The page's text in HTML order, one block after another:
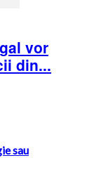
vor
din...
sau